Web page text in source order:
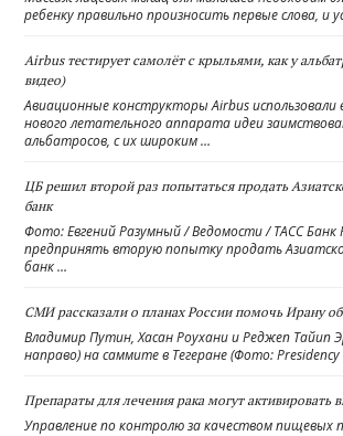
ребенку правильно произносить первые слова, и
Airbus тестирует самолёт с крыльями, как у
видео)
Авиационные конструкторы Airbus использовали
нового летательного аппарата идеи
альбатросов, с их широким …
ЦБ решил второй раз попытаться продать
банк
Фото: Евгений Разумный / Ведомости / ТАСС Банк
предпринять вторую попытку продать
банк …
СМИ рассказали о планах России помочь Ирану
Владимир Путин, Хасан Роухани и Реджеп Тайип
направо) на саммите в Тегеране (Фото:
Препараты для лечения рака могут активировать
Управление по контролю за качеством пищевых